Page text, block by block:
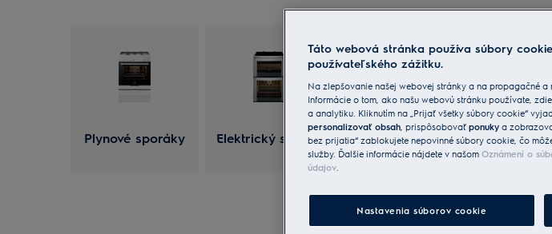
Plynové sporáky Elektrický sporák
Sprievodca
nákupom
Táto webová stránka používa súbory
používateľského zážitku.
Na zlepšovanie našej webovej stránky a na propagačné
Informácie o tom, ako našu webovú stránku používate,
a analytiku. Kliknutím na „Prijať všetky súbory cookie“
personalizovať obsah, prispôsobovať ponuky a
bez prijatia“ zablokujete nepovinné súbory cookie, čo
služby. Ďalšie informácie nájdete v našom Oznámení o
údajov.
Nastavenia súborov cookie